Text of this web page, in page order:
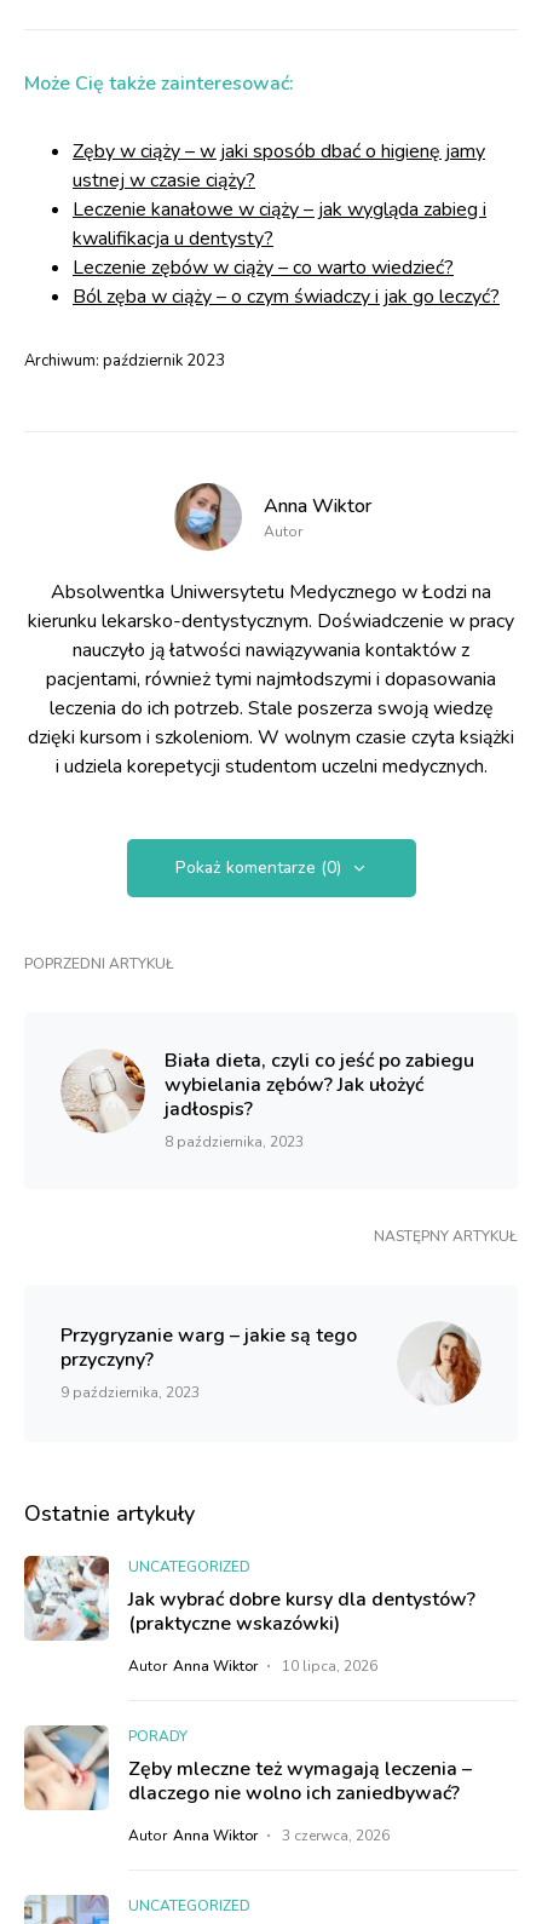
Może Cię także zainteresować:
Zęby w ciąży – w jaki sposób dbać o higienę jamy
ustnej w czasie ciąży?
Leczenie kanałowe w ciąży – jak wygląda zabieg i
kwalifikacja u dentysty?
Leczenie zębów w ciąży – co warto wiedzieć?
Ból zęba w ciąży – o czym świadczy i jak go leczyć?
Archiwum: październik 2023
Anna Wiktor
Autor
Absolwentka Uniwersytetu Medycznego w Łodzi na
kierunku lekarsko-dentystycznym. Doświadczenie w pracy
nauczyło ją łatwości nawiązywania kontaktów z
pacjentami, również tymi najmłodszymi i dopasowania
leczenia do ich potrzeb. Stale poszerza swoją wiedzę
dzięki kursom i szkoleniom. W wolnym czasie czyta książki
i udziela korepetycji studentom uczelni medycznych.
Pokaż komentarze (0)
POPRZEDNI ARTYKUŁ
Biała dieta, czyli co jeść po zabiegu
wybielania zębów? Jak ułożyć
jadłospis?
8 października, 2023
NASTĘPNY ARTYKUŁ
Przygryzanie warg – jakie są tego
przyczyny?
9 października, 2023
Ostatnie artykuły
UNCATEGORIZED
Jak wybrać dobre kursy dla dentystów?
(praktyczne wskazówki)
Autor Anna Wiktor 10 lipca, 2026
PORADY
Zęby mleczne też wymagają leczenia –
dlaczego nie wolno ich zaniedbywać?
Autor Anna Wiktor 3 czerwca, 2026
UNCATEGORIZED